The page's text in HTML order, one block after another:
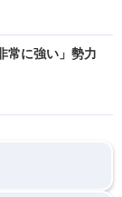
常に強い」勢力